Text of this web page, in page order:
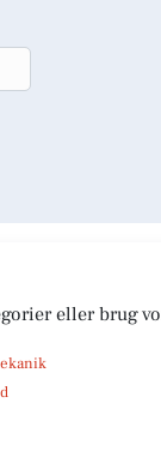
eller brug